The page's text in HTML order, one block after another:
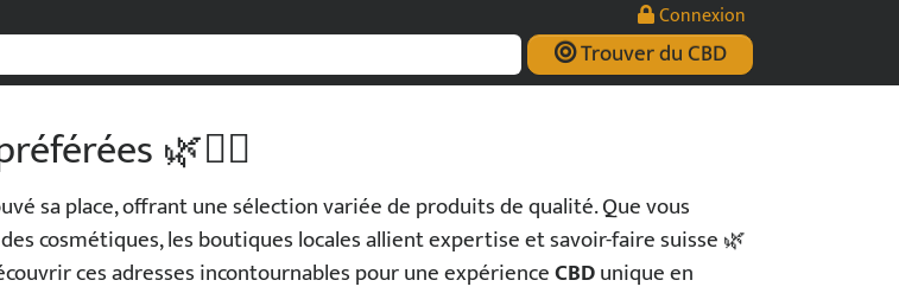
Connexion
Trouver du CBD
🌿💆‍♂️
sa place, offrant une sélection variée de produits de qualité. Que vous
cosmétiques, les boutiques locales allient expertise et savoir-faire suisse 🌿
ces adresses incontournables pour une expérienceCBDunique en